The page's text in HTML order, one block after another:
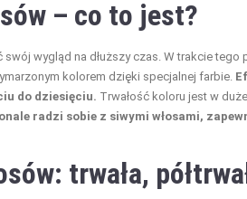
– co to jest?
wygląd na dłuższy czas. W trakcie
kolorem dzięki specjalnej farbie.
do dziesięciu. Trwałość koloru jest w
radzi sobie z siwymi włosami,
trwała,